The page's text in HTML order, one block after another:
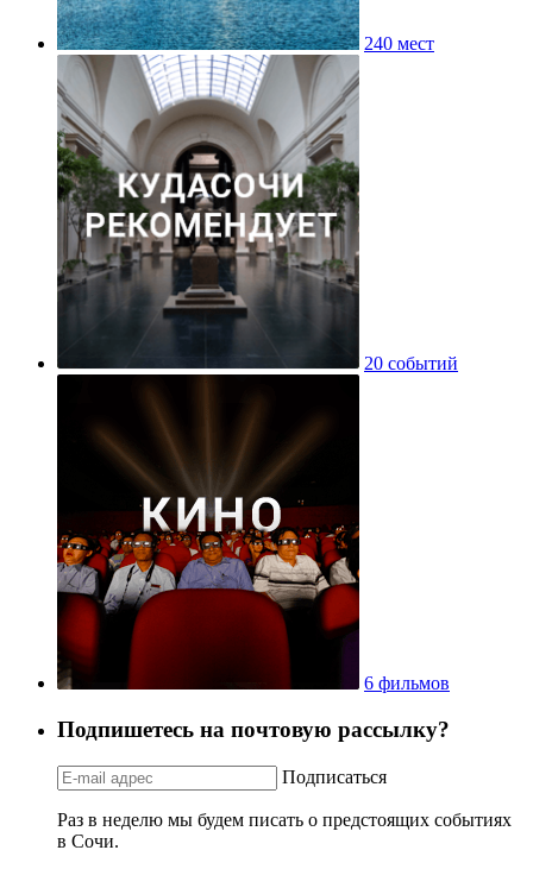
240 мест
20 событий
6 фильмов
Подпишетесь на почтовую рассылку?
Подписаться
Раз в неделю мы будем писать о предстоящих событиях
в Сочи.